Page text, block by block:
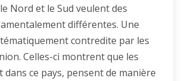
Nord et le Sud veulent des
différentes. Une
contredite par les
Celles-ci montrent que les
ce pays, pensent de manière